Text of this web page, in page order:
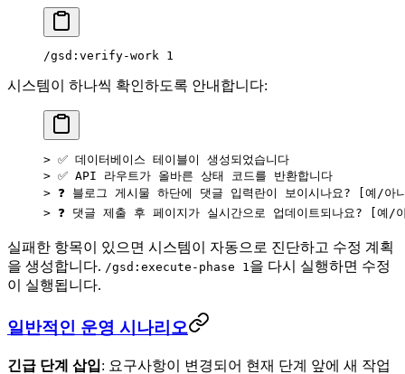
/gsd:verify-work 1
시스템이 하나씩 확인하도록 안내합니다:
> ✅ 데이터베이스 테이블이 생성되었습니다
> ✅ API 라우트가 올바른 상태 코드를 반환합니다
> ❓ 블로그 게시물 하단에 댓글 입력란이 보이시나요? [예/아
> ❓ 댓글 제출 후 페이지가 실시간으로 업데이트되나요? [예/
실패한 항목이 있으면 시스템이 자동으로 진단하고 수정 계획
을 생성합니다. /gsd:execute-phase 1 을 다시 실행하면 수정
이 실행됩니다.
일반적인 운영 시나리오
긴급 단계 삽입: 요구사항이 변경되어 현재 단계 앞에 새 작업